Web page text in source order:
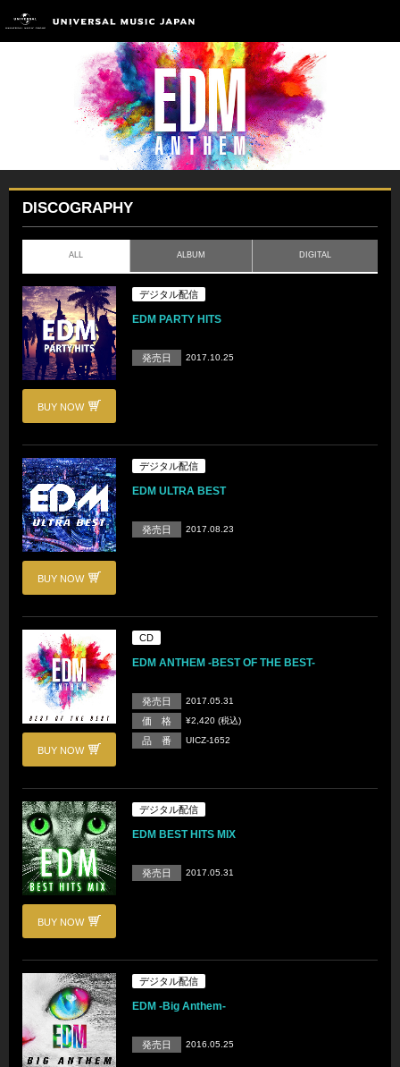
DISCOGRAPHY
ALL ALBUM DIGITAL
BUY NOW
デジタル配信
EDM PARTY HITS
発売日 2017.10.25
BUY NOW
デジタル配信
EDM ULTRA BEST
発売日 2017.08.23
BUY NOW
CD
EDM ANTHEM -BEST OF THE BEST-
発売日 2017.05.31
価 格 ¥2,420 (税込)
品 番 UICZ-1652
BUY NOW
デジタル配信
EDM BEST HITS MIX
発売日 2017.05.31
デジタル配信
EDM -Big Anthem-
発売日 2016.05.25